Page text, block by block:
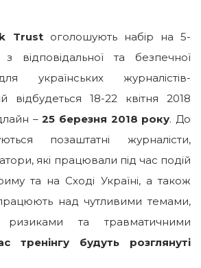
Trustоголошують набір на 5-
відповідальної та безпечної
українських журналістів-
відбудеться 18-22 квітня 2018
–25 березня 2018 року. До
позаштатні журналісти,
які працювали під час подій
та на Сході Україні, а також
над чутливими темами,
ризиками та травматичними
тренінгу будуть розглянуті